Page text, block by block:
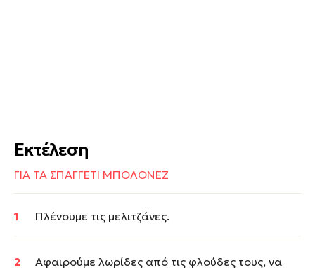
Εκτέλεση
ΓΙΑ ΤΑ ΣΠΑΓΓΕΤΙ ΜΠΟΛΟΝΕΖ
Πλένουμε τις μελιτζάνες.
Αφαιρούμε λωρίδες από τις φλούδες τους, να